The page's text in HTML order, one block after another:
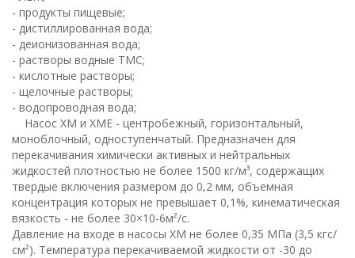
- продукты пищевые;
- дистиллированная вода;
- деионизованная вода;
- растворы водные ТМС;
- кислотные растворы;
- щелочные растворы;
- водопроводная вода;
Насос ХМ и ХМЕ - центробежный, горизонтальный,
моноблочный, одноступенчатый. Предназначен для
перекачивания химически активных и нейтральных
жидкостей плотностью не более 1500 кг/м³, содержащих
твердые включения размером до 0,2 мм, объемная
концентрация которых не превышает 0,1%, кинематическая
вязкость - не более 30×10-6м²/с.
Давление на входе в насосы ХМ не более 0,35 МПа (3,5 кгс/
см²). Температура перекачиваемой жидкости от -30 до